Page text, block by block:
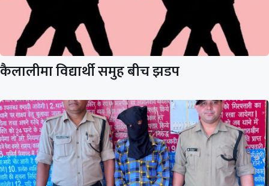
कैलालीमा विद्यार्थी समुह बीच झडप